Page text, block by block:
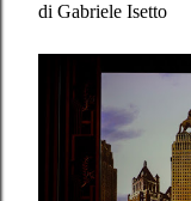
di Gabriele Isetto